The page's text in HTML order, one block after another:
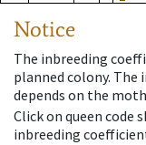
Notice
The inbreeding
planned colony.
depends on the
Click on queen code
inbreeding